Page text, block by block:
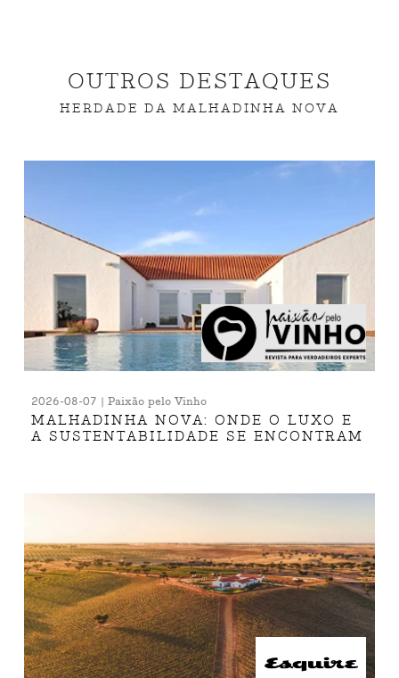
OUTROS DESTAQUES
HERDADE DA MALHADINHA NOVA
2026-08-07 | Paixão pelo Vinho
MALHADINHA NOVA: ONDE O LUXO E
A SUSTENTABILIDADE SE ENCONTRAM